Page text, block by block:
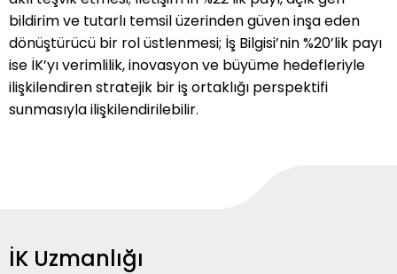
bildirim ve tutarlı temsil üzerinden güven inşa eden
dönüştürücü bir rol üstlenmesi; İş Bilgisi’nin %20’lik payı
ise İK’yı verimlilik, inovasyon ve büyüme hedefleriyle
ilişkilendiren stratejik bir iş ortaklığı perspektifi
sunmasıyla ilişkilendirilebilir.
İK Uzmanlığı